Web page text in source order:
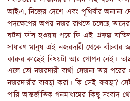
আইএ, নিজের দেশে এবং পৃথিবীর অন্যান্য
পদক্ষেপের অপর নজর রাখতে চলেছে তাদের
ঘটনা ফাঁস হওয়ার পরে কি এই প্রকল্প
সাধারণ মানুষ এই নজরদারী থেকে বাঁচবার
কারুর কাছেই বিষয়টা আর গোপন নেই।
এলে তো নজরদারী ব্যর্থ! সেজন্য তার
নজরদারীর ব্যবস্থা করা। কি সেই ব্যবস্থা?
পারি আন্তর্জাতিক গনমাধ্যমের কিছু সংবাদ